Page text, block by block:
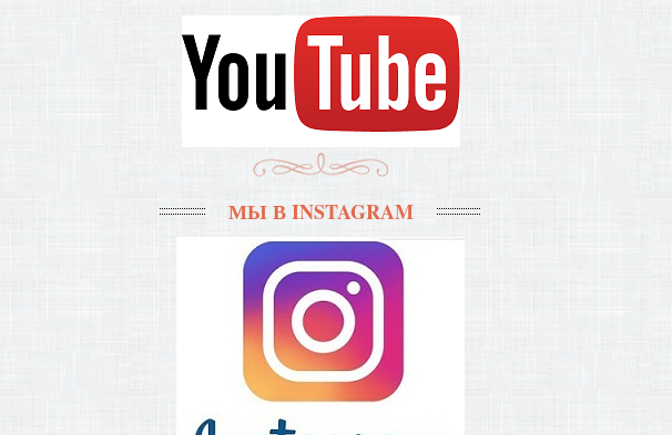
МЫ В INSTAGRAM